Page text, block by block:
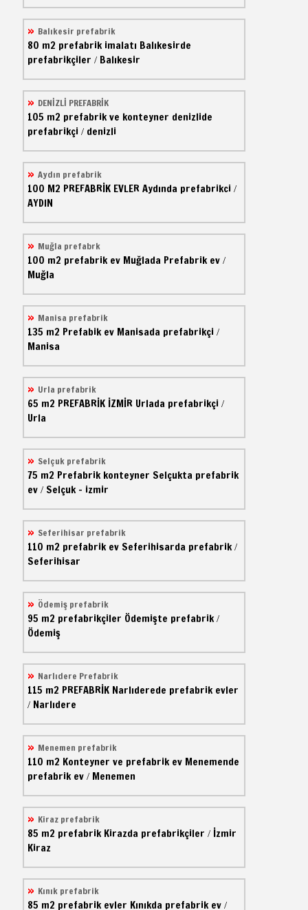
Balıkesir prefabrik
80 m2 prefabrik imalatı Balıkesirde
prefabrikçiler / Balıkesir
DENİZLİ PREFABRİK
105 m2 prefabrik ve konteyner denizlide
prefabrikçi / denizli
Aydın prefabrik
100 M2 PREFABRİK EVLERAydında prefabrikci /
AYDIN
Muğla prefabrk
100 m2 prefabrik ev Muğlada Prefabrik ev/
Muğla
Manisa prefabrik
135 m2 Prefabik ev Manisada prefabrikçi /
Manisa
Urla prefabrik
65 m2 PREFABRİK İZMİR Urlada prefabrikçi /
Urla
Selçuk prefabrik
75 m2 Prefabrik konteyner Selçukta prefabrik
ev/ Selçuk - izmir
Seferihisar prefabrik
110 m2 prefabrik ev Seferihisarda prefabrik/
Seferihisar
Ödemiş prefabrik
95 m2 prefabrikçiler Ödemişte prefabrik/
Ödemiş
Narlıdere Prefabrik
115 m2 PREFABRİK Narlıderede prefabrik evler
/ Narlıdere
Menemen prefabrik
110 m2 Konteyner ve prefabrik ev Menemende
prefabrik ev/ Menemen
Kiraz prefabrik
85 m2 prefabrik Kirazda prefabrikçiler / İzmir
Kiraz
Kınık prefabrik
85 m2 prefabrik evler Kınıkda prefabrik ev/